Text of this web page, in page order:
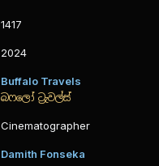
1417
2024
Buffalo Travels
බෆලෝ ට්‍රැවල්ස්
Cinematographer
Damith Fonseka